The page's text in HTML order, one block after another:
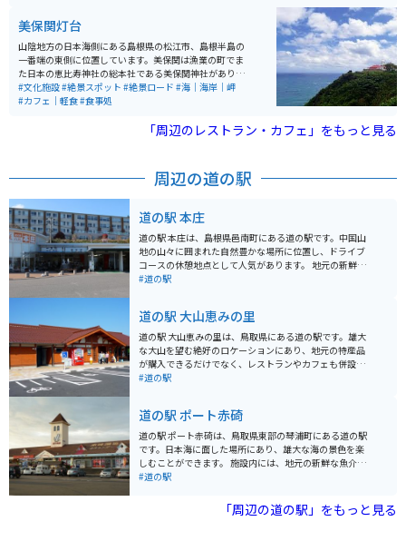
と呼ばれる独自の建築様式の社殿が特徴で、約5.6万平方
メートルの広大な境内には桜並木があり、春には美しい
花が咲き誇ります。毎年4月14日と10月14日に例大祭が
行われ、多くの参拝者が訪れる隠岐の代表的な神社で
す。
美保関灯台
山陰地方の日本海側にある島根県の松江市、島根半島の
一番端の東側に位置しています。美保関は漁業の町でま
た日本の恵比寿神社の総本社である美保関神社がありま
す。美保関灯台は日本で一番古い灯台と呼ばれていま
す。灯台までの道は山道で、ツーリングをするには丁度
あり、また景色は素晴らしいです。中国地方の最高峰大
#文化施設#絶景スポット #絶景ロード #海｜海岸｜岬
#カフェ｜軽食#食事処
「周辺のレストラン・カフェ」をもっと見る
周辺の道の駅
道の駅 本庄
道の駅 本庄は、島根県邑南町にある道の駅です。中国山
地の山々に囲まれた自然豊かな場所に位置し、ドライブ
コースの休憩地点として人気があります。 地元の新鮮な
野菜や果物が並ぶ農産物直売所は、道の駅 本庄の魅力の
粉を使った手打ちそばはおすすめです。 バイクで訪れる
場合、道の駅 本庄は広々とした駐車場があるので安心で
す。周辺には、雄大な自然の中を走る気持ちの良いワイ
ンディングロードが数多くあります。ツーリングの休憩
場所として、ぜひ立ち寄ってみてください。 道の駅 本庄
とができます。勾玉作り体験などもできるので、家族連
れにもおすすめです。
#道の駅
道の駅 大山恵みの里
道の駅 大山恵みの里は、鳥取県にある道の駅です。雄大
な大山を望む絶好のロケーションにあり、地元の特産品
が購入できるだけでなく、レストランやカフェも併設さ
れています。 大山は中国地方の最高峰で、登山やハイキ
す。バイクで訪れる場合、道の駅には広い駐車場が完備
されているので安心です。大山周辺はワインディングロ
ードも多いため、ツーリングにもおすすめです。 地元の
名産品としては、大山乳業の白バラ牛乳を使ったソフト
クリームやチーズ、大山そばなどが人気です。道の駅で
り、道の駅から少し足を延ばせば、日帰り入浴可能な温
#道の駅
道の駅 ポート赤碕
道の駅 ポート赤碕は、鳥取県東部の琴浦町にある道の駅
です。日本海に面した場所にあり、雄大な海の景色を楽
しむことができます。 施設内には、地元の新鮮な魚介類
や農産物を販売する市場や、地元の食材を使った料理を
白イカなどの新鮮な seafood は人気です。 バイクで訪れ
る場合、道の駅には広い駐車場が完備されているので安
#道の駅
「周辺の道の駅」をもっと見る